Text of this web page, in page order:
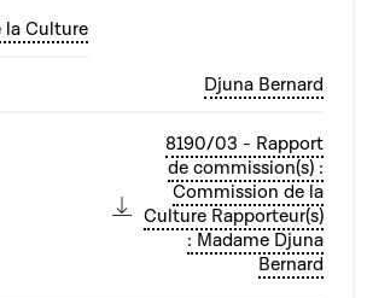
la Culture
Djuna Bernard
8190/03 - Rapport
de commission(s) :
Commission de la
Culture Rapporteur(s)
: Madame Djuna
Bernard